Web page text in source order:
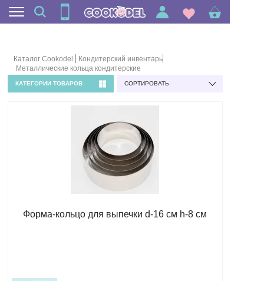
Каталог Cookodel
Кондитерский инвентарь
Металлические кольца кондитерские
КАТЕГОРИИ ТОВАРОВ СОРТИРОВАТЬ
Форма-кольцо для выпечки d-16 см h-8 см